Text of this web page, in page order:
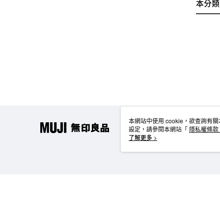
本分
本網站中使用 cookie，欲查詢有
設定，請參閱本網站「 隱私權條款
使用 cookie。
了解更多 >